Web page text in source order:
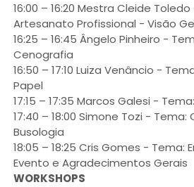
16:00 – 16:20 Mestra Cleide
Artesanato Profissional - Visão
16:25 – 16:45 Ângelo Pinheiro -
Cenografia
16:50 – 17:10 Luiza Venâncio -
Papel
17:15 – 17:35 Marcos Galesi -
17:40 – 18:00 Simone Tozi - Tema:
Busologia
18:05 – 18:25 Cris Gomes - Tema:
Evento e Agradecimentos Gerais
WORKSHOPS